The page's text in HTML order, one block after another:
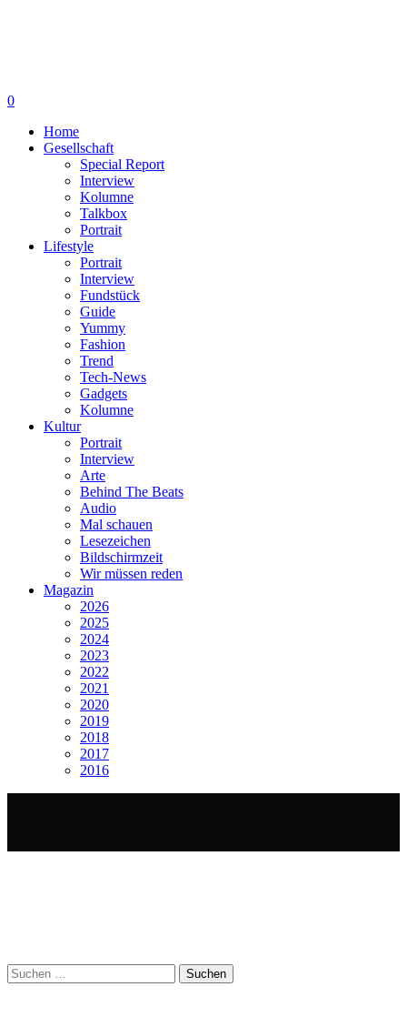
0
Home
Gesellschaft
Special Report
Interview
Kolumne
Talkbox
Portrait
Lifestyle
Portrait
Interview
Fundstück
Guide
Yummy
Fashion
Trend
Tech-News
Gadgets
Kolumne
Kultur
Portrait
Interview
Arte
Behind The Beats
Audio
Mal schauen
Lesezeichen
Bildschirmzeit
Wir müssen reden
Magazin
2026
2025
2024
2023
2022
2021
2020
2019
2018
2017
2016
Suchen
nach: